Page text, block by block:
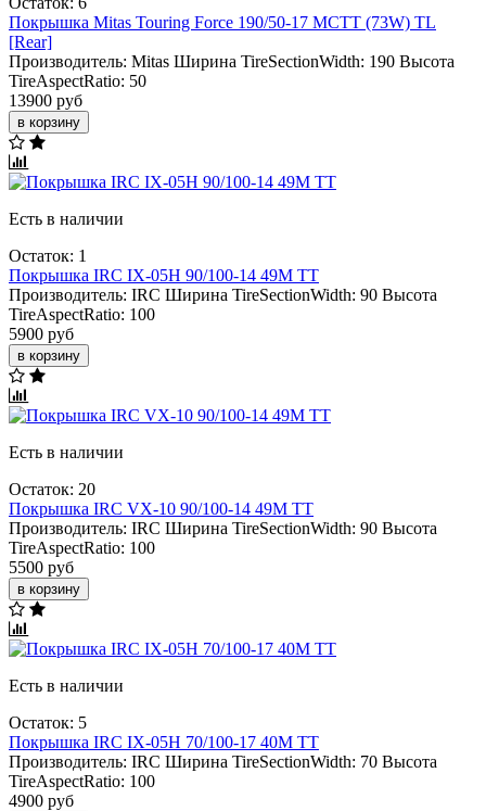
Покрышка Mitas Touring Force 190/50-17 MCTT (73W) TL
[Rear]
Производитель: Mitas Ширина TireSectionWidth: 190 Высота
TireAspectRatio: 50
13900 руб
в корзину
Есть в наличии
Остаток: 1
Покрышка IRC IX-05H 90/100-14 49M TT
Производитель: IRC Ширина TireSectionWidth: 90 Высота
TireAspectRatio: 100
5900 руб
в корзину
Есть в наличии
Остаток: 20
Покрышка IRC VX-10 90/100-14 49M TT
Производитель: IRC Ширина TireSectionWidth: 90 Высота
TireAspectRatio: 100
5500 руб
в корзину
Есть в наличии
Остаток: 5
Покрышка IRC IX-05H 70/100-17 40M TT
Производитель: IRC Ширина TireSectionWidth: 70 Высота
TireAspectRatio: 100
4900 руб